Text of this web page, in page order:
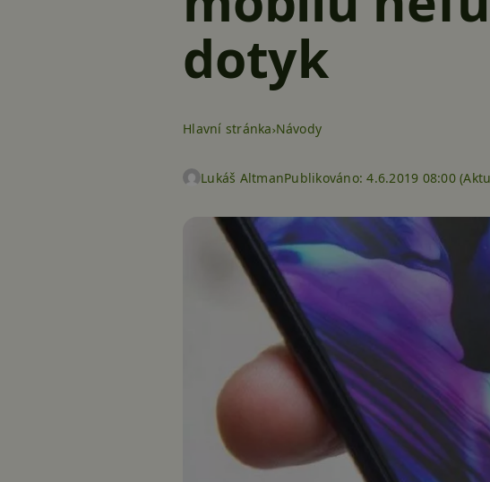
dotyk
Hlavní stránka Návody
Lukáš AltmanPublikováno:4.6.2019 08:00 (